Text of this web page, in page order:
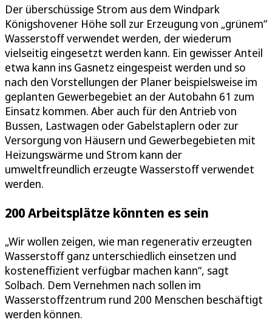
Der überschüssige Strom aus dem Windpark
Königshovener Höhe soll zur Erzeugung von „grünem“
Wasserstoff verwendet werden, der wiederum
vielseitig eingesetzt werden kann. Ein gewisser Anteil
etwa kann ins Gasnetz eingespeist werden und so
nach den Vorstellungen der Planer beispielsweise im
geplanten Gewerbegebiet an der Autobahn 61 zum
Einsatz kommen. Aber auch für den Antrieb von
Bussen, Lastwagen oder Gabelstaplern oder zur
Versorgung von Häusern und Gewerbegebieten mit
Heizungswärme und Strom kann der
umweltfreundlich erzeugte Wasserstoff verwendet
werden.
200 Arbeitsplätze könnten es sein
„Wir wollen zeigen, wie man regenerativ erzeugten
Wasserstoff ganz unterschiedlich einsetzen und
kosteneffizient verfügbar machen kann“, sagt
Solbach. Dem Vernehmen nach sollen im
Wasserstoffzentrum rund 200 Menschen beschäftigt
werden können.